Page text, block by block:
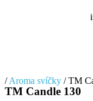
/Aroma svíčky / TM
TM Candle 130